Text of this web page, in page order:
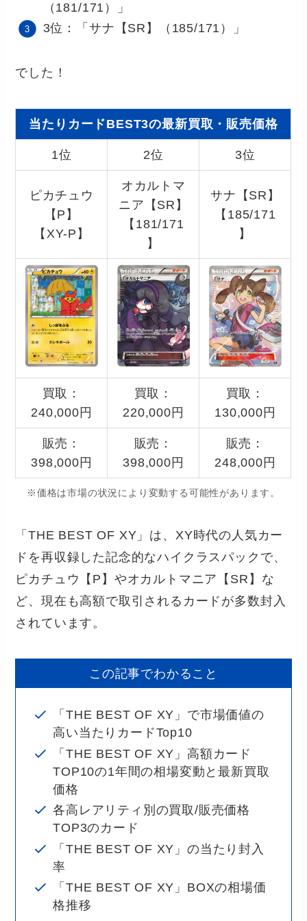
（181/171）」
3位：「サナ【SR】（185/171）」
でした！
当たりカードBEST3の最新買取・販売価格
1位 2位 3位
ピカチュウ
【P】
【XY-P】
オカルトマ
ニア【SR】
【181/171
】
サナ【SR】
【185/171
】
買取：
240,000円
買取：
220,000円
買取：
130,000円
販売：
398,000円
販売：
398,000円
販売：
248,000円
※価格は市場の状況により変動する可能性があります。
「THE BEST OF XY」は、XY時代の人気カー
ドを再収録した記念的なハイクラスパックで、
ピカチュウ【P】やオカルトマニア【SR】な
ど、現在も高額で取引されるカードが多数封入
されています。
この記事でわかること
「THE BEST OF XY」で市場価値の
高い当たりカードTop10
「THE BEST OF XY」高額カード
TOP10の1年間の相場変動と最新買取
価格
各高レアリティ別の買取/販売価格
TOP3のカード
「THE BEST OF XY」の当たり封入
率
「THE BEST OF XY」BOXの相場価
格推移